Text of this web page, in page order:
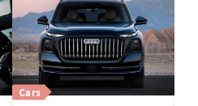
Cars